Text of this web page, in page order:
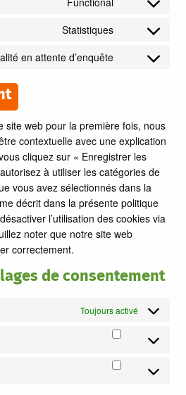
wordpress
Consent
wordfence
Statistiques
Consent
en attente d’enquête
Consent
site web pour la première fois, nous
contextuelle avec une explication
cliquez sur « Enregistrer les
à utiliser les catégories de
vous avez sélectionnés dans la
décrit dans la présente politique
l’utilisation des cookies via
noter que notre site web
correctement.
de consentement
Toujours activé
Statistiques
Marketing